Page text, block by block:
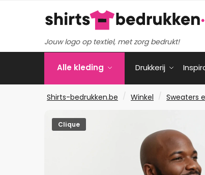
Jouw logo op textiel, met zorg bedrukt!
Alle kleding Drukkerij
Shirts-bedrukken.be / Winkel / Sweaters
Clique